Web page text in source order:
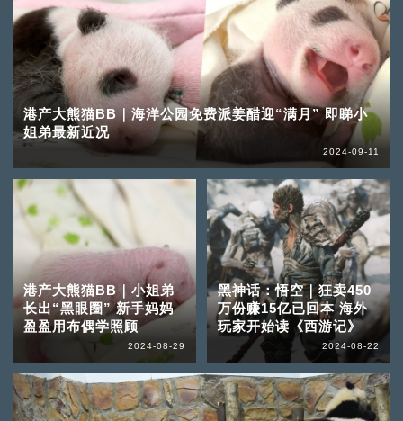
港产大熊猫BB｜海洋公园免费派姜醋迎“满月” 即睇小
姐弟最新近况
2024-09-11
港产大熊猫BB｜小姐弟
长出“黑眼圈” 新手妈妈
盈盈用布偶学照顾
2024-08-29
黑神话：悟空｜狂卖450
万份赚15亿已回本 海外
玩家开始读《西游记》
2024-08-22